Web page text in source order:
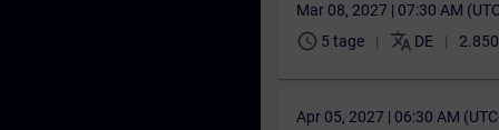
Mar 08, 2027 | 07:30 AM
schedule 5 tage translate DE
Apr 05, 2027 | 06:30 AM